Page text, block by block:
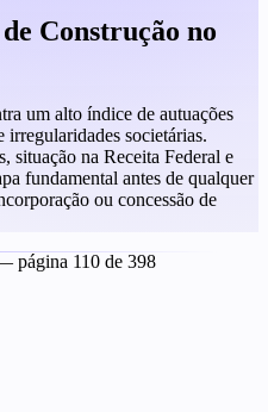
Construção no
um alto índice de autuações
irregularidades societárias.
situação na Receita Federal e
fundamental antes de qualquer
ou concessão de
página 110 de 398